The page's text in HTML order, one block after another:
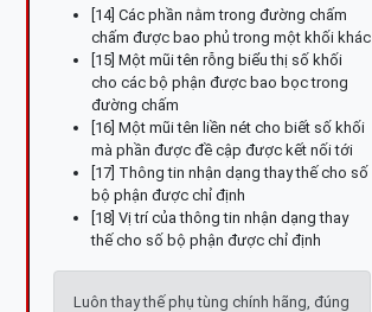
[14] Các phần nằm trong đường chấm
chấm được bao phủ trong một khối khác
[15] Một mũi tên rỗng biểu thị số khối
cho các bộ phận được bao bọc trong
đường chấm
[16] Một mũi tên liền nét cho biết số khối
mà phần được đề cập được kết nối tới
[17] Thông tin nhận dạng thay thế cho số
bộ phận được chỉ định
[18] Vị trí của thông tin nhận dạng thay
thế cho số bộ phận được chỉ định
Luôn thay thế phụ tùng chính hãng, đúng